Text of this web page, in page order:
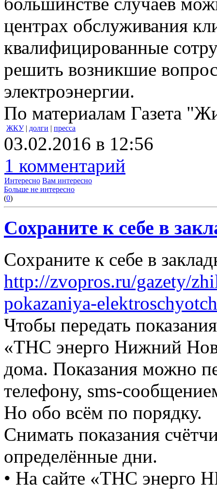
центрах обслуживания
квалифицированные
решить возникшие
электроэнергии.
По материалам Газета
ЖКУ| долги | пресса
03.02.2016 в 12:56
1 комментарий
Интересно Вам интересно
Больше не интересно
(0)
Сохраните к себе в
Сохраните к себе в
http://zvopros.ru/gazety/
pokazaniya-
Чтобы передать
«ТНС энерго Нижний
дома. Показания можно
телефону, sms-
Но обо всём по порядку.
Снимать показания
определённые дни.
• На сайте «ТНС энерго